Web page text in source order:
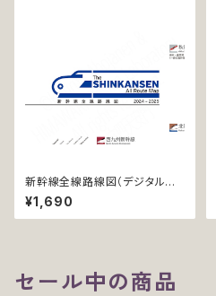
新幹線全線路線図（デジタル版
／LT）
¥1,690
セール中の商品